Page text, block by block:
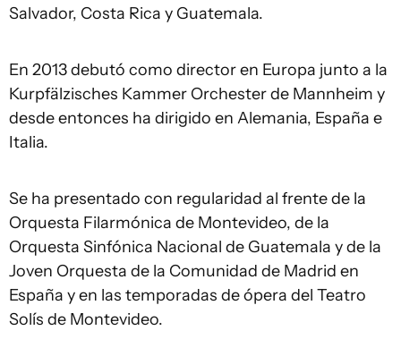
Salvador, Costa Rica y Guatemala.
En 2013 debutó como director en Europa junto a la
Kurpfälzisches Kammer Orchester de Mannheim y
desde entonces ha dirigido en Alemania, España e
Italia.
Se ha presentado con regularidad al frente de la
Orquesta Filarmónica de Montevideo, de la
Orquesta Sinfónica Nacional de Guatemala y de la
Joven Orquesta de la Comunidad de Madrid en
España y en las temporadas de ópera del Teatro
Solís de Montevideo.